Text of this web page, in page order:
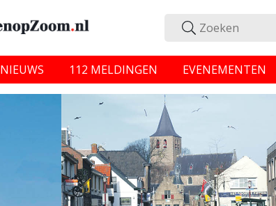
NIEUWS 112 MELDINGEN EVENEMENTEN